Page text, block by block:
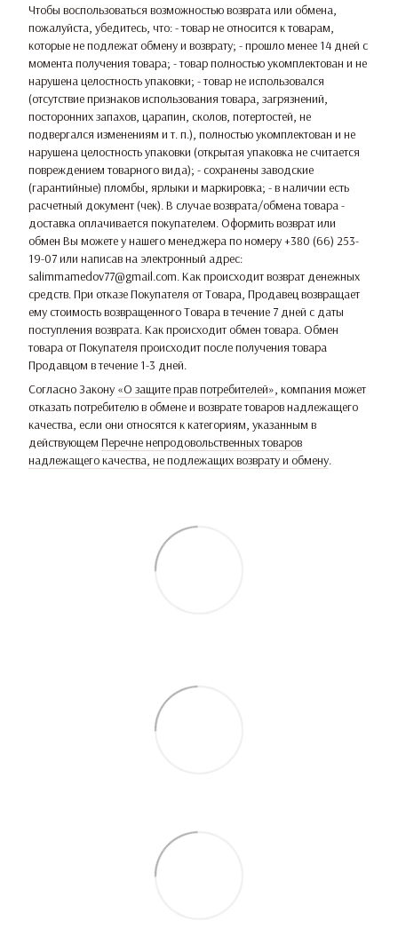
Чтобы воспользоваться возможностью возврата или обмена,
пожалуйста, убедитесь, что: - товар не относится к товарам,
которые не подлежат обмену и возврату; - прошло менее 14 дней с
момента получения товара; - товар полностью укомплектован и не
нарушена целостность упаковки; - товар не использовался
(отсутствие признаков использования товара, загрязнений,
посторонних запахов, царапин, сколов, потертостей, не
подвергался изменениям и т. п.), полностью укомплектован и не
нарушена целостность упаковки (открытая упаковка не считается
повреждением товарного вида); - сохранены заводские
(гарантийные) пломбы, ярлыки и маркировка; - в наличии есть
расчетный документ (чек). В случае возврата/обмена товара -
доставка оплачивается покупателем. Оформить возврат или
обмен Вы можете у нашего менеджера по номеру +380 (66) 253-
19-07 или написав на электронный адрес:
salimmamedov77@gmail.com. Как происходит возврат денежных
средств. При отказе Покупателя от Товара, Продавец возвращает
ему стоимость возвращенного Товара в течение 7 дней с даты
поступления возврата. Как происходит обмен товара. Обмен
товара от Покупателя происходит после получения товара
Продавцом в течение 1-3 дней.
Согласно Закону «О защите прав потребителей», компания может
отказать потребителю в обмене и возврате товаров надлежащего
качества, если они относятся к категориям, указанным в
действующем Перечне непродовольственных товаров
надлежащего качества, не подлежащих возврату и обмену.